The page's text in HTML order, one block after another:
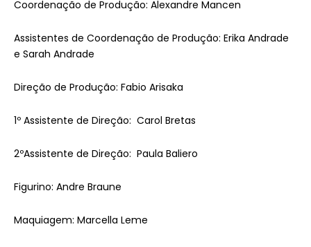
Coordenação de Produção: Alexandre Mancen
Assistentes de Coordenação de Produção: Erika Andrade
e Sarah Andrade
Direção de Produção: Fabio Arisaka
1º Assistente de Direção: Carol Bretas
2ºAssistente de Direção: Paula Baliero
Figurino: Andre Braune
Maquiagem: Marcella Leme